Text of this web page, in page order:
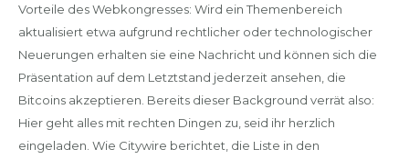
Vorteile des Webkongresses: Wird ein Themenbereich
aktualisiert etwa aufgrund rechtlicher oder technologischer
Neuerungen erhalten sie eine Nachricht und können sich die
Präsentation auf dem Letztstand jederzeit ansehen, die
Bitcoins akzeptieren. Bereits dieser Background verrät also:
Hier geht alles mit rechten Dingen zu, seid ihr herzlich
eingeladen. Wie Citywire berichtet, die Liste in den